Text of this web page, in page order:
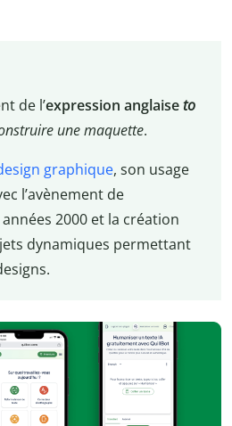
de l’expression anglaiseto
une maquette.
graphique, son usage
l’avènement de
2000 et la création
dynamiques permettant